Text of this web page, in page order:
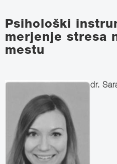
Psihološki
merjenje stresa
mestu
dr.